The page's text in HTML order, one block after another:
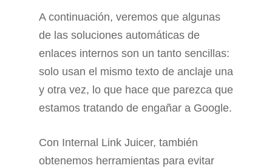
A continuación, veremos que algunas
de las soluciones automáticas de
enlaces internos son un tanto sencillas:
solo usan el mismo texto de anclaje una
y otra vez, lo que hace que parezca que
estamos tratando de engañar a Google.
Con Internal Link Juicer, también
obtenemos herramientas para evitar